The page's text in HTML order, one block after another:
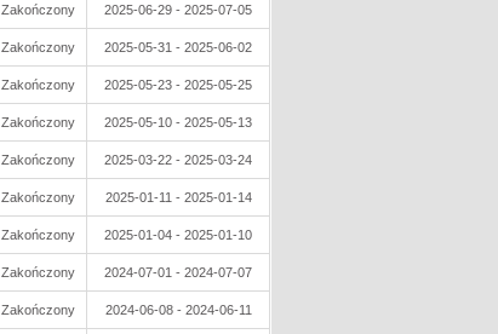
Zakończony 2025-06-29 - 2025-07-05
Zakończony 2025-05-31 - 2025-06-02
Zakończony 2025-05-23 - 2025-05-25
Zakończony 2025-05-10 - 2025-05-13
Zakończony 2025-03-22 - 2025-03-24
Zakończony 2025-01-11 - 2025-01-14
Zakończony 2025-01-04 - 2025-01-10
Zakończony 2024-07-01 - 2024-07-07
Zakończony 2024-06-08 - 2024-06-11